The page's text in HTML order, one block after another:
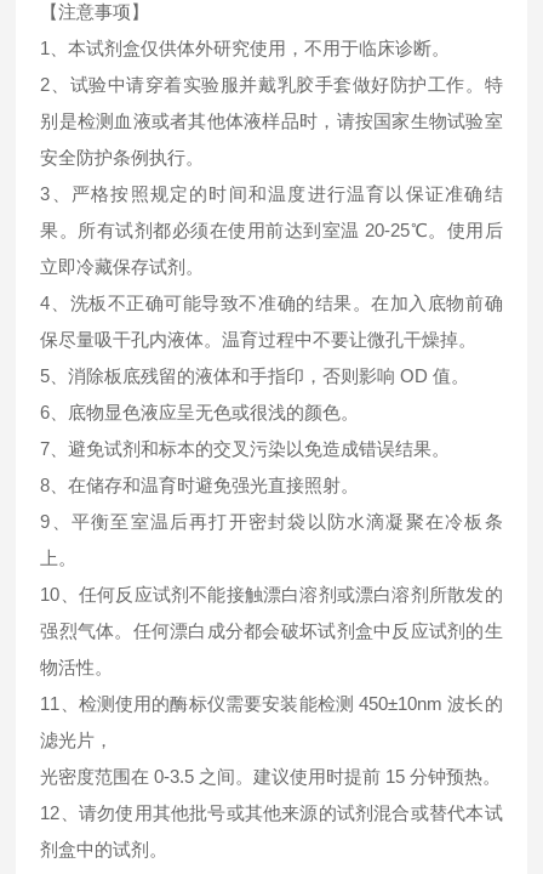
【注意事项】
1、本试剂盒仅供体外研究使用，不用于临床诊断。
2、试验中请穿着实验服并戴乳胶手套做好防护工作。特
别是检测血液或者其他体液样品时，请按国家生物试验室
安全防护条例执行。
3、严格按照规定的时间和温度进行温育以保证准确结
果。所有试剂都必须在使用前达到室温 20-25℃。使用后
立即冷藏保存试剂。
4、洗板不正确可能导致不准确的结果。在加入底物前确
保尽量吸干孔内液体。温育过程中不要让微孔干燥掉。
5、消除板底残留的液体和手指印，否则影响 OD 值。
6、底物显色液应呈无色或很浅的颜色。
7、避免试剂和标本的交叉污染以免造成错误结果。
8、在储存和温育时避免强光直接照射。
9、平衡至室温后再打开密封袋以防水滴凝聚在冷板条
上。
10、任何反应试剂不能接触漂白溶剂或漂白溶剂所散发的
强烈气体。任何漂白成分都会破坏试剂盒中反应试剂的生
物活性。
11、检测使用的酶标仪需要安装能检测 450±10nm 波长的
滤光片，
光密度范围在 0-3.5 之间。建议使用时提前 15 分钟预热。
12、请勿使用其他批号或其他来源的试剂混合或替代本试
剂盒中的试剂。